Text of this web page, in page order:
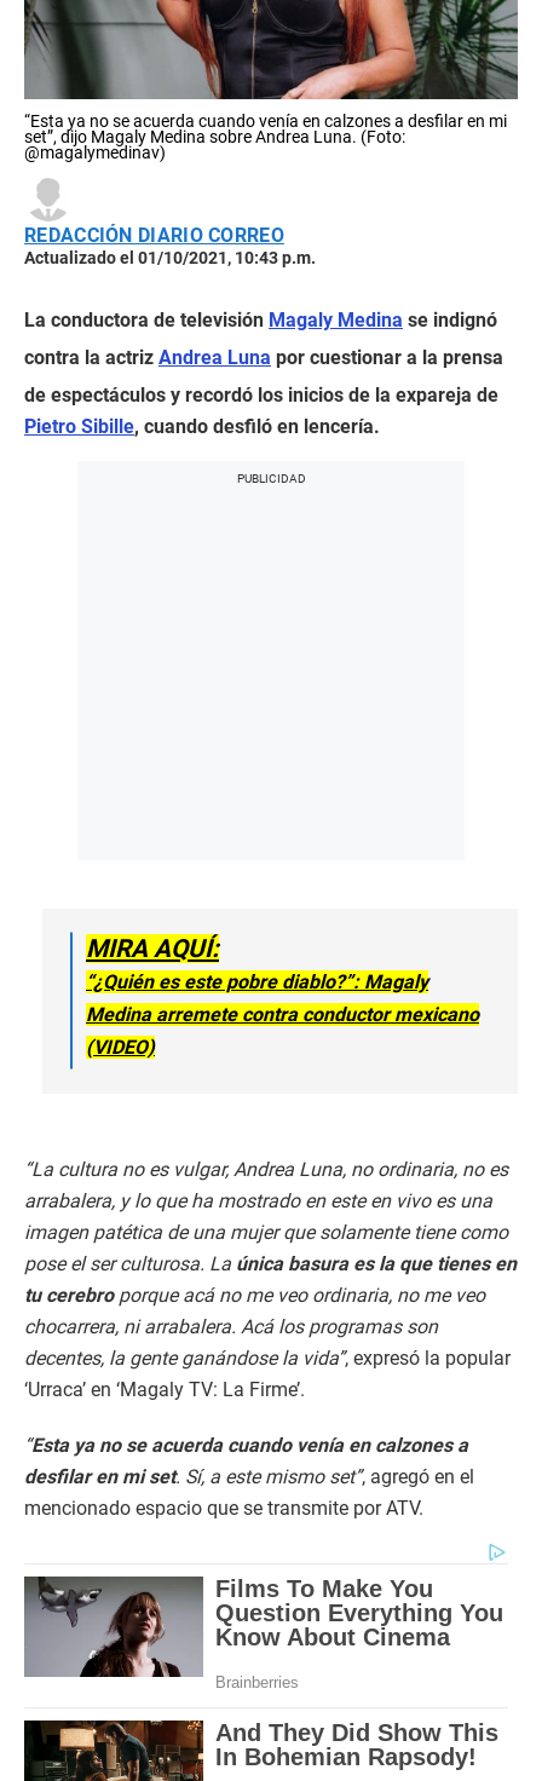
“Esta ya no se acuerda cuando venía en calzones a desfilar en mi
set”, dijo Magaly Medina sobre Andrea Luna. (Foto:
@magalymedinav)
REDACCIÓN DIARIO CORREO
Actualizado el 01/10/2021, 10:43 p.m.
La conductora de televisión Magaly Medina se indignó
contra la actriz Andrea Luna por cuestionar a la prensa
de espectáculos y recordó los inicios de la expareja de
Pietro Sibille, cuando desfiló en lencería.
MIRA AQUÍ:
“¿Quién es este pobre diablo?”: Magaly
Medina arremete contra conductor mexicano
(VIDEO)
“La cultura no es vulgar, Andrea Luna, no ordinaria, no es
arrabalera, y lo que ha mostrado en este en vivo es una
imagen patética de una mujer que solamente tiene como
pose el ser culturosa. La única basura es la que tienes en
tu cerebroporque acá no me veo ordinaria, no me veo
chocarrera, ni arrabalera. Acá los programas son
decentes, la gente ganándose la vida”, expresó la popular
‘Urraca’ en ‘Magaly TV: La Firme’.
“Esta ya no se acuerda cuando venía en calzones a
desfilar en mi set. Sí, a este mismo set”, agregó en el
mencionado espacio que se transmite por ATV.